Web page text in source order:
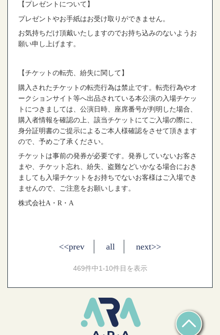
【プレゼントについて】
プレゼントやお手紙はお受け取りができません。
お気持ちだけ頂戴いたしますのでお持ち込みのないようお
願い申し上げます。
【チケットの転売、紛失に関して】
購入されたチケットの転売行為は禁止です。転売行為やオ
ークションサイト等へ出品されている本公演の入場チケッ
トにつきましては、公演日時、座席番号が判明した場合、
購入者情報を確認の上、該当チケットにてご入場の際に、
身分証明書のご提示によるご本人様確認をさせて頂きます
ので、予めご了承ください。
チケットは事前の発券が必要です。発券していないお客さ
まや、チケット忘れ、紛失、盗難などいかなる場合におき
ましても入場チケットをお持ちでないお客様はご入場でき
ませんので、ご注意をお願いします。
株式会社A ・ R ・ A
<<prev all next>>
469件中1-10件目を表示